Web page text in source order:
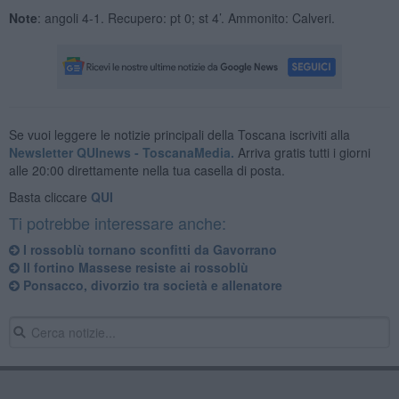
Note: angoli 4-1. Recupero: pt 0; st 4’. Ammonito: Calveri.
Se vuoi leggere le notizie principali della Toscana iscriviti alla
Newsletter QUInews - ToscanaMedia. Arriva gratis tutti i giorni
alle 20:00 direttamente nella tua casella di posta.
Basta cliccare QUI
Ti potrebbe interessare anche:
I rossoblù tornano sconfitti da Gavorrano
Il fortino Massese resiste ai rossoblù
Ponsacco, divorzio tra società e allenatore